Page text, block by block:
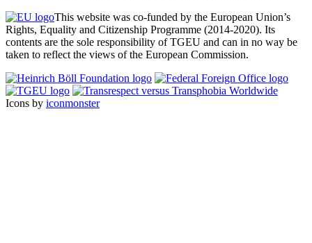
This website was co-funded by the European Union’s
Rights, Equality and Citizenship Programme (2014-2020). Its
contents are the sole responsibility of TGEU and can in no way be
taken to reflect the views of the European Commission.
Icons by iconmonster